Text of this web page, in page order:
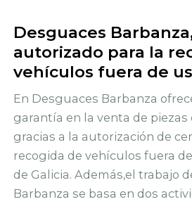
Desguaces
autorizado para la
vehículos fuera de
En Desguaces Barbanza
garantía en la venta de
gracias a la autorización de
recogida de vehículos fuera
de Galicia. Además,el trabajo
Barbanza se basa en dos